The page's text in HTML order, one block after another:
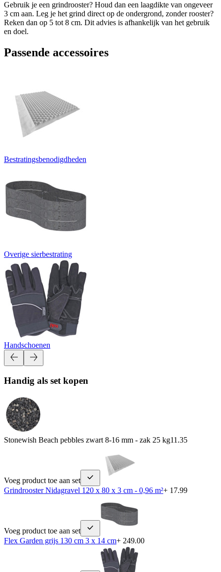
Gebruik je een grindrooster? Houd dan een laagdikte van ongeveer
3 cm aan. Leg je het grind direct op de ondergrond, zonder rooster?
Reken dan op 5 tot 8 cm. Dit advies is afhankelijk van het gebruik
en doel.
Passende accessoires
Bestratingsbenodigdheden
Overige sierbestrating
Handschoenen
Handig als set kopen
Stonewish Beach pebbles zwart 8-16 mm - zak 25 kg11.35
Voeg product toe aan set
Grindrooster Nidagravel 120 x 80 x 3 cm - 0,96 m²+ 17.99
Voeg product toe aan set
Flex Garden grijs 130 cm 3 x 14 cm+ 249.00